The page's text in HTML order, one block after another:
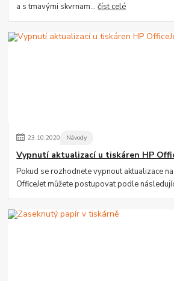
a s tmavými skvrnam...číst celé
23.10.2020 Návody
Vypnutí aktualizací u tiskáren HP
Pokud se rozhodnete vypnout aktualizace
OfficeJet můžete postupovat podle